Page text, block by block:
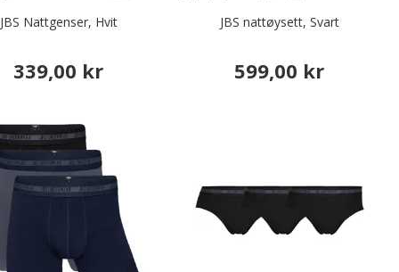
JBS Nattgenser, Hvit
339,00 kr
JBS nattøysett, Svart
599,00 kr